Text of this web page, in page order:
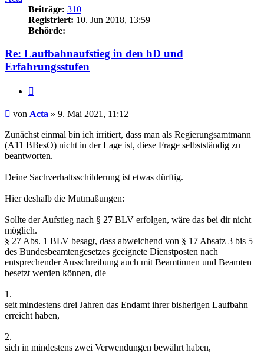
Beiträge: 310
Registriert: 10. Jun 2018, 13:59
Behörde:
Re: Laufbahnaufstieg in den hD und
Erfahrungsstufen
Beitrag
von Acta » 9. Mai 2021, 11:12
Zunächst einmal bin ich irritiert, dass man als Regierungsamtmann
(A11 BBesO) nicht in der Lage ist, diese Frage selbstständig zu
beantworten.
Deine Sachverhaltsschilderung ist etwas dürftig.
Hier deshalb die Mutmaßungen:
Sollte der Aufstieg nach § 27 BLV erfolgen, wäre das bei dir nicht
möglich.
§ 27 Abs. 1 BLV besagt, dass abweichend von § 17 Absatz 3 bis 5
des Bundesbeamtengesetzes geeignete Dienstposten nach
entsprechender Ausschreibung auch mit Beamtinnen und Beamten
besetzt werden können, die
1.
seit mindestens drei Jahren das Endamt ihrer bisherigen Laufbahn
erreicht haben,
2.
sich in mindestens zwei Verwendungen bewährt haben,